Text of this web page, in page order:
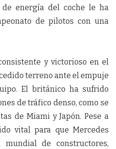
energía del coche le ha
de pilotos con una
y victorioso en el
terreno ante el empuje
El británico ha sufrido
de tráfico denso, como se
de Miami y Japón. Pese a
vital para que Mercedes
de constructores,